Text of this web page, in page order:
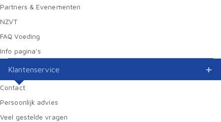
Partners & Evenementen
NZVT
FAQ Voeding
Info pagina’s
Klantenservice
Contact
Persoonlijk advies
Veel gestelde vragen